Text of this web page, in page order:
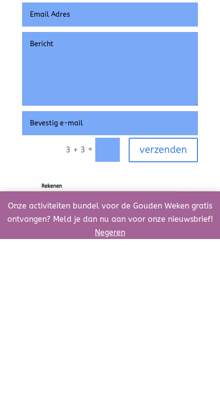
3 + 3 = verzenden
Onze activiteiten bundel voor de Gouden Weken gratis
ontvangen? Meld je dan nu aan voor onze nieuwsbrief!
Negeren